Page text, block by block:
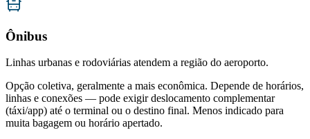
Ônibus
Linhas urbanas e rodoviárias atendem a região do aeroporto.
Opção coletiva, geralmente a mais econômica. Depende de horários,
linhas e conexões — pode exigir deslocamento complementar
(táxi/app) até o terminal ou o destino final. Menos indicado para
muita bagagem ou horário apertado.